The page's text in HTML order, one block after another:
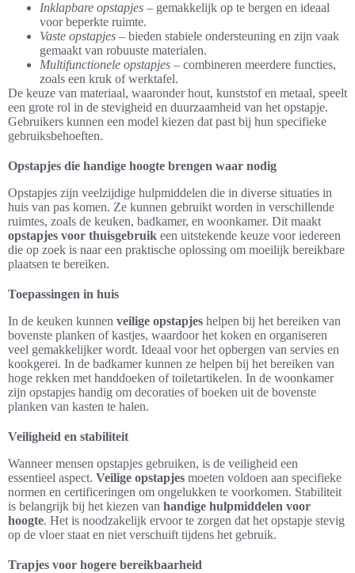
Inklapbare opstapjes – gemakkelijk op te bergen en ideaal
voor beperkte ruimte.
Vaste opstapjes – bieden stabiele ondersteuning en zijn vaak
gemaakt van robuuste materialen.
Multifunctionele opstapjes – combineren meerdere functies,
zoals een kruk of werktafel.
De keuze van materiaal, waaronder hout, kunststof en metaal, speelt
een grote rol in de stevigheid en duurzaamheid van het opstapje.
Gebruikers kunnen een model kiezen dat past bij hun specifieke
gebruiksbehoeften.
Opstapjes die handige hoogte brengen waar nodig
Opstapjes zijn veelzijdige hulpmiddelen die in diverse situaties in
huis van pas komen. Ze kunnen gebruikt worden in verschillende
ruimtes, zoals de keuken, badkamer, en woonkamer. Dit maakt
opstapjes voor thuisgebruik een uitstekende keuze voor iedereen
die op zoek is naar een praktische oplossing om moeilijk bereikbare
plaatsen te bereiken.
Toepassingen in huis
In de keuken kunnen veilige opstapjes helpen bij het bereiken van
bovenste planken of kastjes, waardoor het koken en organiseren
veel gemakkelijker wordt. Ideaal voor het opbergen van servies en
kookgerei. In de badkamer kunnen ze helpen bij het bereiken van
hoge rekken met handdoeken of toiletartikelen. In de woonkamer
zijn opstapjes handig om decoraties of boeken uit de bovenste
planken van kasten te halen.
Veiligheid en stabiliteit
Wanneer mensen opstapjes gebruiken, is de veiligheid een
essentieel aspect. Veilige opstapjes moeten voldoen aan specifieke
normen en certificeringen om ongelukken te voorkomen. Stabiliteit
is belangrijk bij het kiezen van handige hulpmiddelen voor
hoogte. Het is noodzakelijk ervoor te zorgen dat het opstapje stevig
op de vloer staat en niet verschuift tijdens het gebruik.
Trapjes voor hogere bereikbaarheid